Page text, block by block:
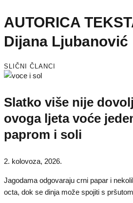
AUTORICA
Dijana Ljubanović
SLIČNI ČLANCI
Slatko više nije
ovoga ljeta voće
paprom i soli
2. kolovoza, 2026.
Jagodama odgovaraju crni papar i
octa, dok se dinja može spojiti s